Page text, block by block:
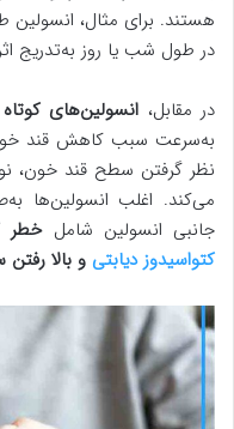
هستند. برای مثال، انسولین
در طول شب یا روز به‌تدریج
در مقابل، انسولین‌های کوتاه
به‌سرعت سبب کاهش قند خون
نظر گرفتن سطح قند خون،
می‌کند. اغلب انسولین‌ها
جانبی انسولین شاملخطر
کتواسیدوز دیابتی و بالا